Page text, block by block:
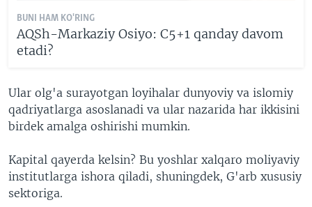
BUNI HAM KO'RING
AQSh-Markaziy Osiyo: C5+1 qanday davom
etadi?
Ular olg'a surayotgan loyihalar dunyoviy va islomiy
qadriyatlarga asoslanadi va ular nazarida har ikkisini
birdek amalga oshirishi mumkin.
Kapital qayerda kelsin? Bu yoshlar xalqaro moliyaviy
institutlarga ishora qiladi, shuningdek, G'arb xususiy
sektoriga.